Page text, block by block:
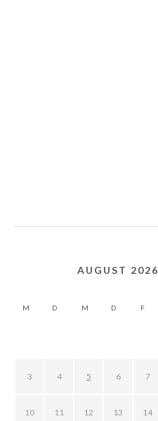
AUGUST 2026
M D M D F
3 4 5 6 7
10 11 12 13 14